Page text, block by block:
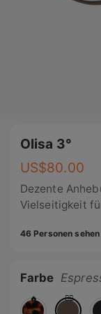
Olisa 3°
US$80.00
Dezente
Vielseitigkeit
46 Personen
Farbe
🔥 ❤️‍🔥